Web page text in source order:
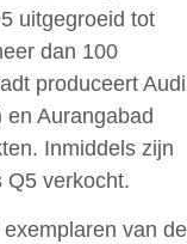
uitgegroeid tot
dan 100
produceert Audi
Aurangabad
Inmiddels zijn
Q5 verkocht.
van de